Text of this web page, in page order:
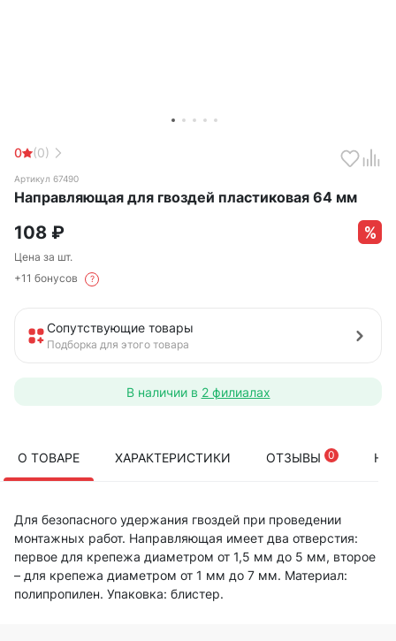
0 (0)
Артикул 67490
Направляющая для гвоздей пластиковая 64 мм
108 ₽
Цена за шт.
+11 бонусов
?
Сопутствующие товары
Подборка для этого товара
В наличии в 2 филиалах
О ТОВАРЕ ХАРАКТЕРИСТИКИ ОТЗЫВЫ 0
Для безопасного удержания гвоздей при проведении
монтажных работ. Направляющая имеет два отверстия:
первое для крепежа диаметром от 1,5 мм до 5 мм, второе
– для крепежа диаметром от 1 мм до 7 мм. Материал:
полипропилен. Упаковка: блистер.